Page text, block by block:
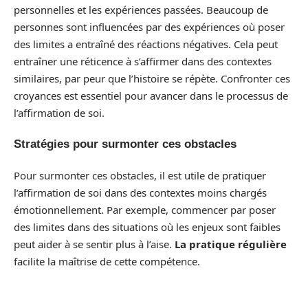
personnelles et les expériences passées. Beaucoup de
personnes sont influencées par des expériences où poser
des limites a entraîné des réactions négatives. Cela peut
entraîner une réticence à s’affirmer dans des contextes
similaires, par peur que l’histoire se répète. Confronter ces
croyances est essentiel pour avancer dans le processus de
l’affirmation de soi.
Stratégies pour surmonter ces obstacles
Pour surmonter ces obstacles, il est utile de pratiquer
l’affirmation de soi dans des contextes moins chargés
émotionnellement. Par exemple, commencer par poser
des limites dans des situations où les enjeux sont faibles
peut aider à se sentir plus à l’aise. La pratique régulière
facilite la maîtrise de cette compétence.